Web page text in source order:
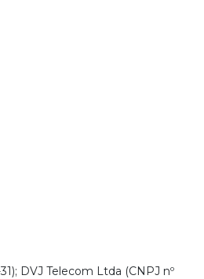
DVJ Telecom Ltda (CNPJ nº